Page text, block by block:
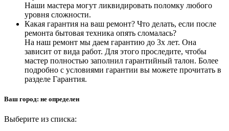
Наши мастера могут ликвидировать поломку любого
уровня сложности.
Какая гарантия на ваш ремонт? Что делать, если после
ремонта бытовая техника опять сломалась?
На наш ремонт мы даем гарантию до 3х лет. Она
зависит от вида работ. Для этого проследите, чтобы
мастер полностью заполнил гарантийный талон. Более
подробно с условиями гарантии вы можете прочитать в
разделе Гарантия.
Ваш город: не определен
Выберите из списка: